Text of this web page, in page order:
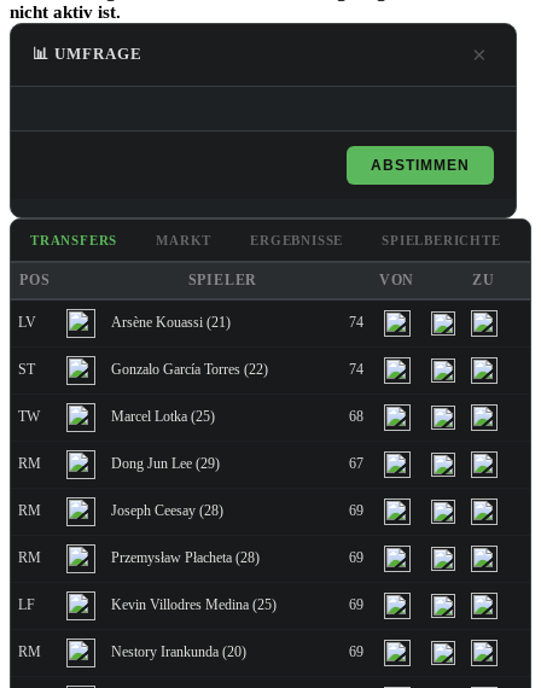
nicht aktiv ist.
📊 UMFRAGE ×
ABSTIMMEN
TRANSFERS MARKT ERGEBNISSE SPIELBERICHTE
POS SPIELER VON ZU
LV Arsène Kouassi (21) 74
ST Gonzalo García Torres (22) 74
TW Marcel Lotka (25) 68
RM Dong Jun Lee (29) 67
RM Joseph Ceesay (28) 69
RM Przemysław Płacheta (28) 69
LF Kevin Villodres Medina (25) 69
RM Nestory Irankunda (20) 69